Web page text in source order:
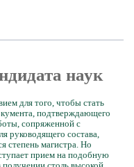
наук
для того, чтобы стать
подтверждающего
сопряженной с
руководящего состава,
степень магистра. Но
прием на подобную